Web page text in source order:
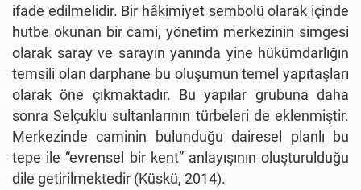
ifade edilmelidir. Bir hâkimiyet sembolü olarak içinde
hutbe okunan bir cami, yönetim merkezinin simgesi
olarak saray ve sarayın yanında yine hükümdarlığın
temsili olan darphane bu oluşumun temel yapıtaşları
olarak öne çıkmaktadır. Bu yapılar grubuna daha
sonra Selçuklu sultanlarının türbeleri de eklenmiştir.
Merkezinde caminin bulunduğu dairesel planlı bu
tepe ile “evrensel bir kent” anlayışının oluşturulduğu
dile getirilmektedir (Küskü, 2014).